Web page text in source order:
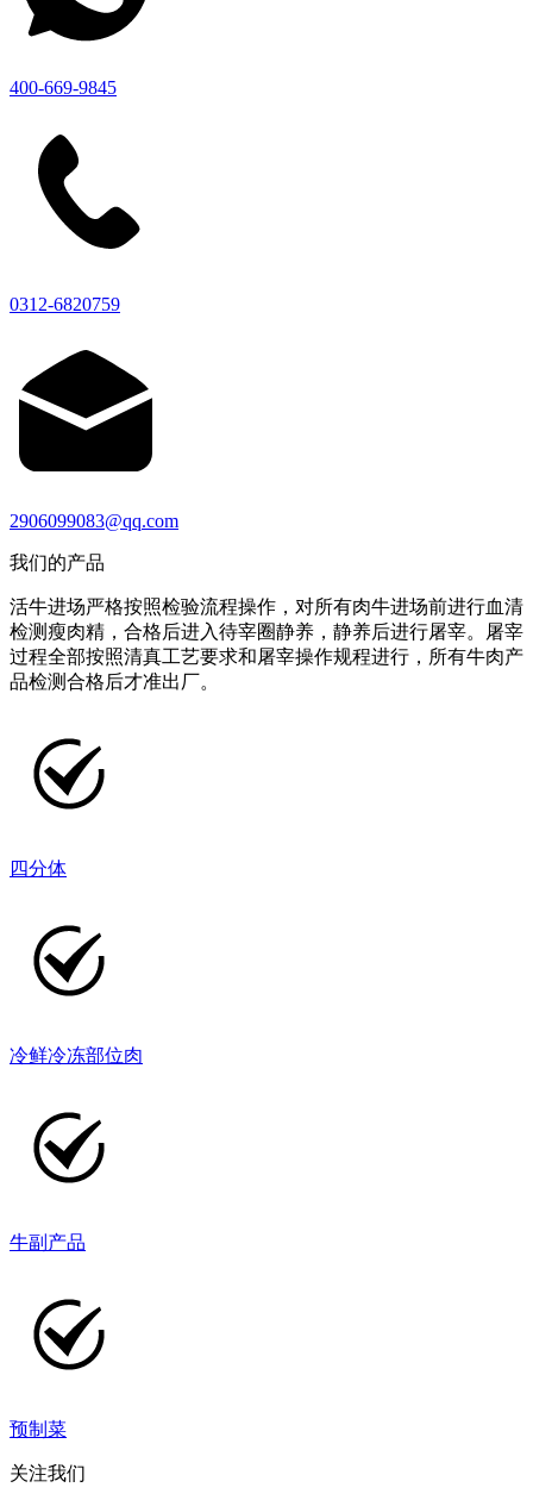
400-669-9845
0312-6820759
2906099083@qq.com
我们的产品
活牛进场严格按照检验流程操作，对所有肉牛进场前进行血清
检测瘦肉精，合格后进入待宰圈静养，静养后进行屠宰。屠宰
过程全部按照清真工艺要求和屠宰操作规程进行，所有牛肉产
品检测合格后才准出厂。
四分体
冷鲜冷冻部位肉
牛副产品
预制菜
关注我们